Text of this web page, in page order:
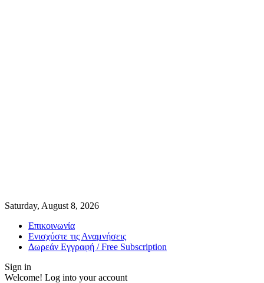
Saturday, August 8, 2026
Επικοινωνία
Ενισχύστε τις Αναμνήσεις
Δωρεάν Εγγραφή / Free Subscription
Sign in
Welcome! Log into your account